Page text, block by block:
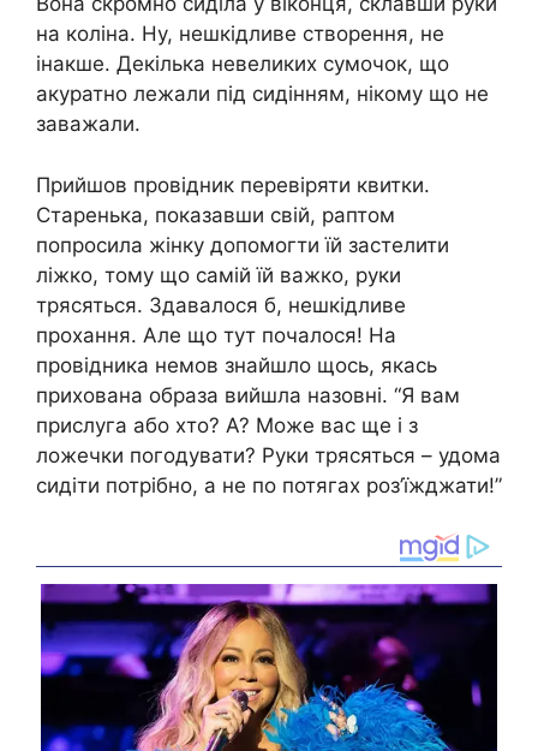
на коліна. Ну, нешкідливе створення, не
інакше. Декілька невеликих сумочок, що
акуратно лежали під сидінням, нікому що не
заважали.
Прийшов провідник перевіряти квитки.
Старенька, показавши свій, раптом
попросила жінку допомогти їй застелити
ліжко, тому що самій їй важко, руки
трясяться. Здавалося б, нешкідливе
прохання. Але що тут почалося! На
провідника немов знайшло щось, якась
прихована образа вийшла назовні. “Я вам
прислуга або хто? А? Може вас ще і з
ложечки погодувати? Руки трясяться – удома
сидіти потрібно, а не по потягах роз’їжджати!”